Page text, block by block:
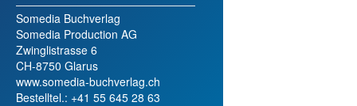
Somedia Buchverlag
Somedia Production AG
Zwinglistrasse 6
CH-8750 Glarus
www.somedia-buchverlag.ch
Bestelltel.: +41 55 645 28 63